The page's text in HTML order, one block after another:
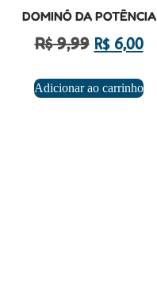
DOMINÓ DA POTÊNCIA
R$9,99 R$6,00
Adicionar ao carrinho